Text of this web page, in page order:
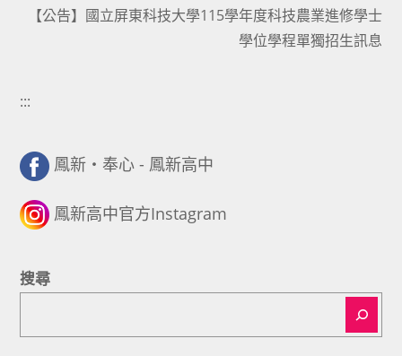
【公告】國立屏東科技大學115學年度科技農業進修學士
學位學程單獨招生訊息
:::
鳳新・奉心 - 鳳新高中
鳳新高中官方Instagram
搜尋